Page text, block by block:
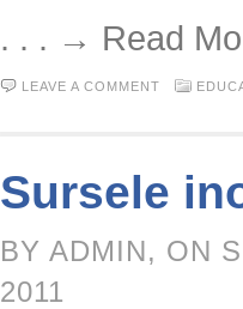
. . . → Read
LEAVE A COMMENT
Sursele
BY ADMIN, ON
2011